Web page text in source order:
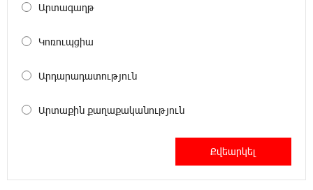
20:53:48 5-08-2026
դանակով հարձակում է գործել. 4 վիրավոր
Ռուսական ԱԹՍ-ներ արտադրող
Արտագաղթ
Կոռուպցիա
Արդարադատություն
Արտաքին քաղաքականություն